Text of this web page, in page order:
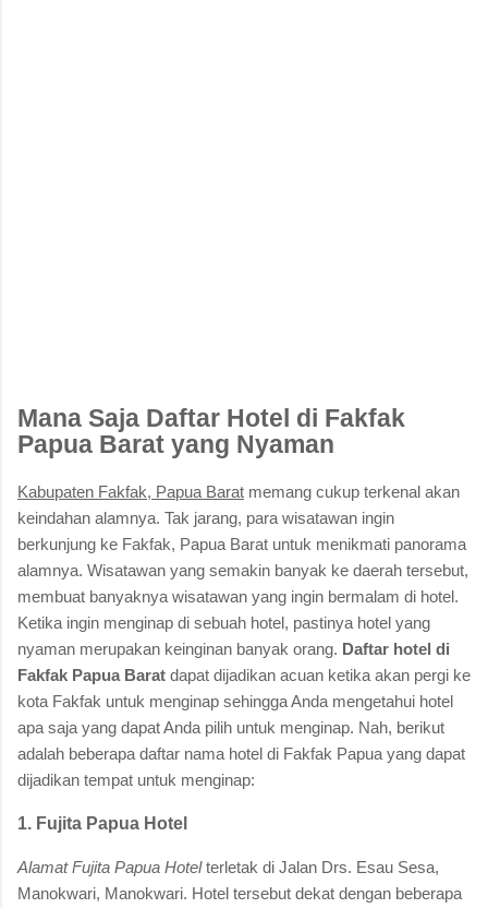
Mana Saja Daftar Hotel di Fakfak
Papua Barat yang Nyaman
Kabupaten Fakfak, Papua Barat memang cukup terkenal akan
keindahan alamnya. Tak jarang, para wisatawan ingin
berkunjung ke Fakfak, Papua Barat untuk menikmati panorama
alamnya. Wisatawan yang semakin banyak ke daerah tersebut,
membuat banyaknya wisatawan yang ingin bermalam di hotel.
Ketika ingin menginap di sebuah hotel, pastinya hotel yang
nyaman merupakan keinginan banyak orang. Daftar hotel di
Fakfak Papua Barat dapat dijadikan acuan ketika akan pergi ke
kota Fakfak untuk menginap sehingga Anda mengetahui hotel
apa saja yang dapat Anda pilih untuk menginap. Nah, berikut
adalah beberapa daftar nama hotel di Fakfak Papua yang dapat
dijadikan tempat untuk menginap:
1. Fujita Papua Hotel
Alamat Fujita Papua Hotelterletak di Jalan Drs. Esau Sesa,
Manokwari, Manokwari. Hotel tersebut dekat dengan beberapa